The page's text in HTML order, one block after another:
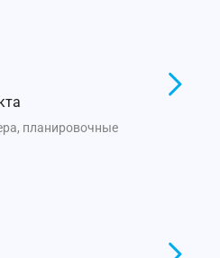
планировочные